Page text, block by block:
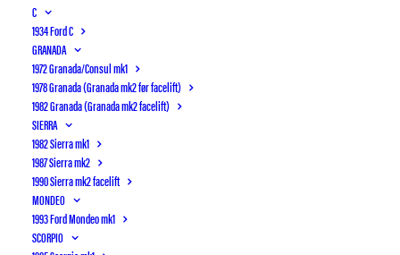
C
1934 Ford C
GRANADA
1972 Granada/Consul mk1
1978 Granada (Granada mk2 før facelift)
1982 Granada (Granada mk2 facelift)
SIERRA
1982 Sierra mk1
1987 Sierra mk2
1990 Sierra mk2 facelift
MONDEO
1993 Ford Mondeo mk1
SCORPIO